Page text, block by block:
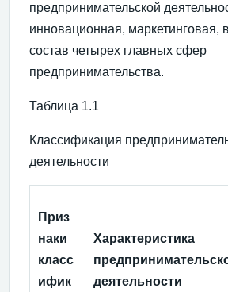
предпринимательской
инновационная, маркетинговая,
состав четырех главных сфер
предпринимательства.
Таблица 1.1
Классификация
деятельности
Приз
наки
класс
ифик
Характеристика
деятельности